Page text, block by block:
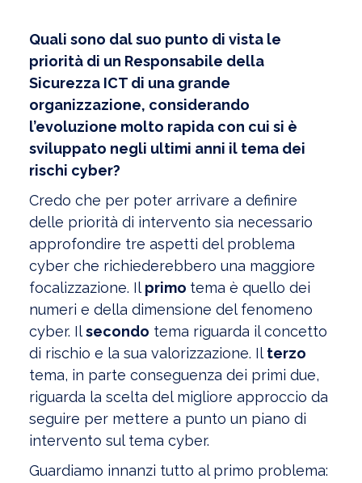
Quali sono dal suo punto di vista le
priorità di un Responsabile della
Sicurezza ICT di una grande
organizzazione, considerando
l’evoluzione molto rapida con cui si è
sviluppato negli ultimi anni il tema dei
rischi cyber?
Credo che per poter arrivare a definire
delle priorità di intervento sia necessario
approfondire tre aspetti del problema
cyber che richiederebbero una maggiore
focalizzazione. Ilprimo tema è quello dei
numeri e della dimensione del fenomeno
cyber. Ilsecondo tema riguarda il concetto
di rischio e la sua valorizzazione. Ilterzo
tema, in parte conseguenza dei primi due,
riguarda la scelta del migliore approccio da
seguire per mettere a punto un piano di
intervento sul tema cyber.
Guardiamo innanzi tutto al primo problema: